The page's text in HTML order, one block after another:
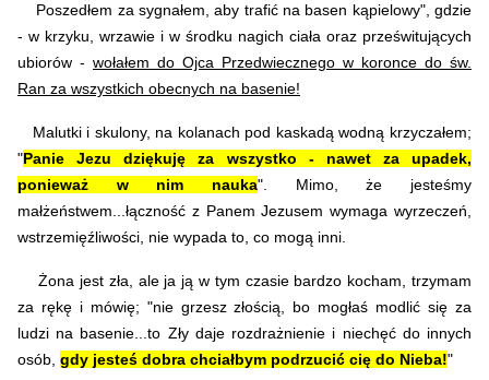
Poszedłem za sygnałem, aby trafić na basen kąpielowy", gdzie
- w krzyku, wrzawie i w środku nagich ciała oraz prześwitujących
ubiorów - wołałem do Ojca Przedwiecznego w koronce do św.
Ran za wszystkich obecnych na basenie!
Malutki i skulony, na kolanach pod kaskadą wodną krzyczałem;
"Panie Jezu dziękuję za wszystko - nawet za upadek,
ponieważ w nim nauka". Mimo, że jesteśmy
małżeństwem...łączność z Panem Jezusem wymaga wyrzeczeń,
wstrzemięźliwości, nie wypada to, co mogą inni.
Żona jest zła, ale ja ją w tym czasie bardzo kocham, trzymam
za rękę i mówię; "nie grzesz złością, bo mogłaś modlić się za
ludzi na basenie...to Zły daje rozdrażnienie i niechęć do innych
osób, gdy jesteś dobra chciałbym podrzucić cię do Nieba!"